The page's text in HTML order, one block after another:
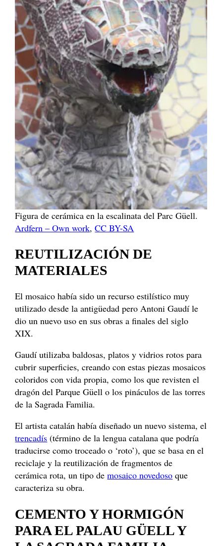
Figura de cerámica en la escalinata del Parc Güell.
Ardfern – Own work,CC BY-SA
REUTILIZACIÓN DE
MATERIALES
El mosaico había sido un recurso estilístico muy
utilizado desde la antigüedad pero Antoni Gaudí le
dio un nuevo uso en sus obras a finales del siglo
XIX.
Gaudí utilizaba baldosas, platos y vidrios rotos para
cubrir superficies, creando con estas piezas mosaicos
coloridos con vida propia, como los que revisten el
dragón del Parque Güell o los pináculos de las torres
de la Sagrada Familia.
El artista catalán había diseñado un nuevo sistema, el
trencadís (término de la lengua catalana que podría
traducirse como troceado o ‘roto’), que se basa en el
reciclaje y la reutilización de fragmentos de
cerámica rota, un tipo demosaico novedoso que
caracteriza su obra.
CEMENTO Y HORMIGÓN
PARA EL PALAU GÜELL Y